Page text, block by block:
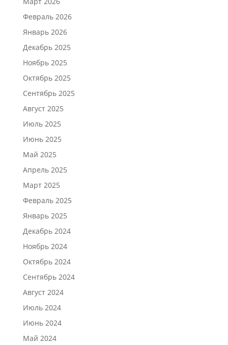
Февраль 2026
Январь 2026
Декабрь 2025
Ноябрь 2025
Октябрь 2025
Сентябрь 2025
Август 2025
Июль 2025
Июнь 2025
Май 2025
Апрель 2025
Март 2025
Февраль 2025
Январь 2025
Декабрь 2024
Ноябрь 2024
Октябрь 2024
Сентябрь 2024
Август 2024
Июль 2024
Июнь 2024
Май 2024